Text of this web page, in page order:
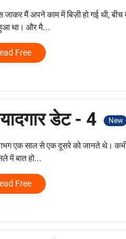
मैं अपने काम में बिज़ी हो गई थी,
था। और मै...
Free
डेट - 4 New
एक साल से एक दूसरे को जानते थे। कभी
में बात हो...
Free